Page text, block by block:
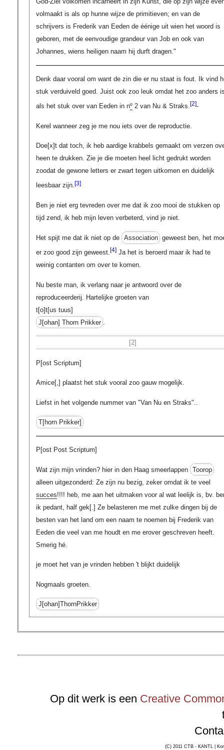
volmaakt is als op hunne wijze de primitieven; en van de
schrijvers is Frederik van Eeden de éénige uit wien het woord is
geboren, met de eenvoudige grandeur van Job en ook van
Johannes, wiens heiligen naam hij durft dragen."
Denk daar vooral om want de zin die er nu staat is fout. Ik vind
stuk verduiveld goed. Juist ook zoo leuk omdat het zoo anders
als het stuk over van Eeden in nº2 van Nu & Straks.[2]-
Kerel wanneer zeg je me nou iets over de reproductie.
Doe[x]t dat toch, ik heb aardige krabbels gemaakt om verzen
heen te drukken. Zie je die moeten heel licht gedrukt worden
zoodat de gewone letters er zwart tegen uitkomen en duidelijk
leesbaar zijn.[3]
Ben je niet erg tevreden over me dat ik zoo mooi de stukken op
tijd zend, ik heb mijn leven verbeterd, vind je niet.
Het spijt me dat ik niet op de Association geweest ben, het
er zoo good zijn geweest.[4]Ja het is beroerd maar ik had te
weinig contanten om over te komen.
Nu beste man, ik verlang naar je antwoord over de
reproduceerderij. Hartelijke groeten van
t[o]t[us tuus]
J[ohan] Thorn Prikker
[2]
P[ost Scriptum]
Amice[,] plaatst het stuk vooral zoo gauw mogelijk.
Liefst in het volgende nummer van "Van Nu en Straks"..
T[horn Prikker]
P[ost Post Scriptum]
Wat zijn mijn vrinden? hier in den Haag smeerlappen Toorop
alleen uitgezonderd: Ze zijn nu bezig, zeker omdat ik te veel
succes!!!! heb, me aan het uitmaken voor al wat leelijk is, bv.
ik pedant, half gek[.] Ze belasteren me met zulke dingen bij de
besten van het land om een naam te noemen bij Frederik van
Eeden die veel van me houdt en me erover geschreven heeft.
Smerig hé.
je moet het van je vrinden hebben 't blijkt duidelijk
Nogmaals groeten.
J[ohan]ThornPrikker
Op dit werk is een Creative
(C) 2011 CTB - KANTL |